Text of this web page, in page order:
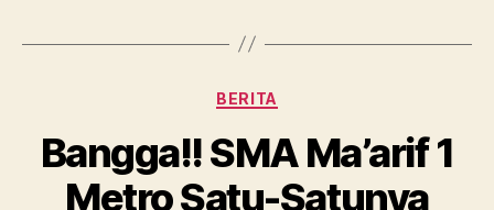
Kategori
BERITA
Bangga!! SMA Ma’arif 1
Metro Satu-Satunya